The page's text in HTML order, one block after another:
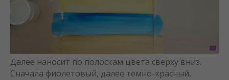
Далее наносит по полоскам цвета сверху вниз.
Сначала фиолетовый, далее темно-красный,